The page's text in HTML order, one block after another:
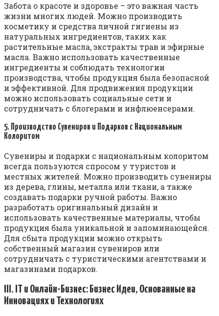
Забота о красоте и здоровье – это важная часть
жизни многих людей. Можно производить
косметику и средства личной гигиены из
натуральных ингредиентов, таких как
растительные масла, экстракты трав и эфирные
масла. Важно использовать качественные
ингредиенты и соблюдать технологии
производства, чтобы продукция была безопасной
и эффективной. Для продвижения продукции
можно использовать социальные сети и
сотрудничать с блогерами и инфлюенсерами.
5. Производство Сувениров и Подарков с Национальным
Колоритом
Сувениры и подарки с национальным колоритом
всегда пользуются спросом у туристов и
местных жителей. Можно производить сувениры
из дерева, глины, металла или ткани, а также
создавать подарки ручной работы. Важно
разработать оригинальный дизайн и
использовать качественные материалы, чтобы
продукция была уникальной и запоминающейся.
Для сбыта продукции можно открыть
собственный магазин сувениров или
сотрудничать с туристическими агентствами и
магазинами подарков.
III. IT и Онлайн-Бизнес: Бизнес Идеи, Основанные на
Инновациях и Технологиях